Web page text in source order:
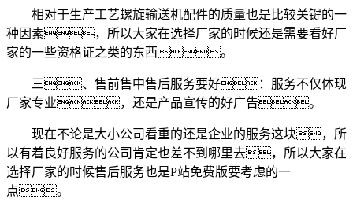
相对于生产工艺螺旋输送机配件的质量也是比较关键的一
种因素，所以大家在选择厂家的时候还是需要看好厂
家的一些资格证之类的东西。
三、售前售中售后服务要好：服务不仅体现
厂家专业，还是产品宣传的好广告。
现在不论是大小公司看重的还是企业的服务这块，所
以有着良好服务的公司肯定也差不到哪里去，所以大家在
选择厂家的时候售后服务也是P站免费版要考虑的一
点。